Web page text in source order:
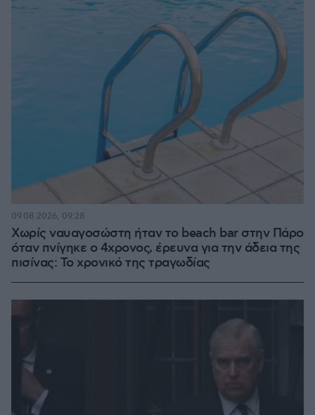
Χωρίς ναυαγοσώστη ήταν το beach bar στην Πάρο
όταν πνίγηκε ο 4χρονος, έρευνα για την άδεια της
πισίνας: Το χρονικό της τραγωδίας
09.08.2026, 09:28